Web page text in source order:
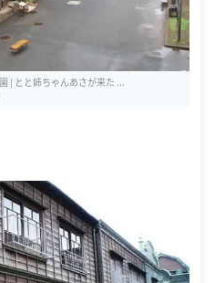
| とと姉ちゃんあさが来た ...